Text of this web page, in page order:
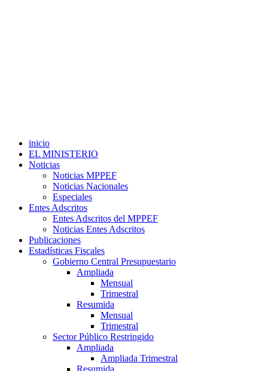
inicio
EL MINISTERIO
Noticias
Noticias MPPEF
Noticias Nacionales
Especiales
Entes Adscritos
Entes Adscritos del MPPEF
Noticias Entes Adscritos
Publicaciones
Estadísticas Fiscales
Gobierno Central Presupuestario
Ampliada
Mensual
Trimestral
Resumida
Mensual
Trimestral
Sector Público Restringido
Ampliada
Ampliada Trimestral
Resumida